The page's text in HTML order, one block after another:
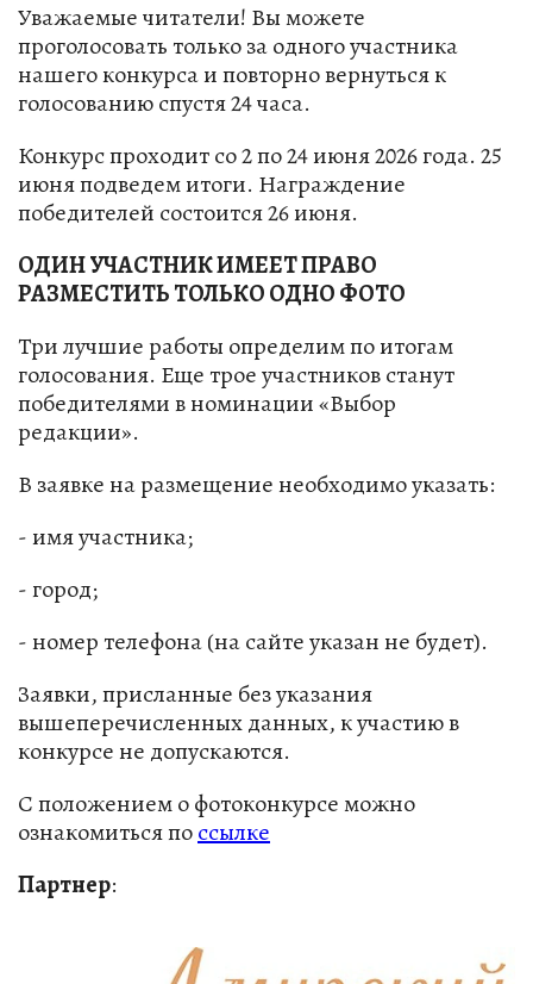
Уважаемые читатели! Вы можете
проголосовать только за одного участника
нашего конкурса и повторно вернуться к
голосованию спустя 24 часа.
Конкурс проходит со 2 по 24 июня 2026 года. 25
июня подведем итоги. Награждение
победителей состоится 26 июня.
ОДИН УЧАСТНИК ИМЕЕТ ПРАВО
РАЗМЕСТИТЬ ТОЛЬКО ОДНО ФОТО
Три лучшие работы определим по итогам
голосования. Еще трое участников станут
победителями в номинации «Выбор
редакции».
В заявке на размещение необходимо указать:
- имя участника;
- город;
- номер телефона (на сайте указан не будет).
Заявки, присланные без указания
вышеперечисленных данных, к участию в
конкурсе не допускаются.
С положением о фотоконкурсе можно
ознакомиться поссылке
Партнер: